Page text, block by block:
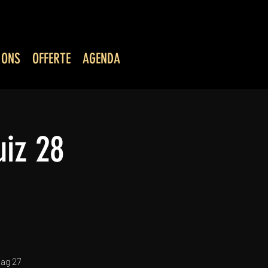
OFFERTE AGENDA
28
27